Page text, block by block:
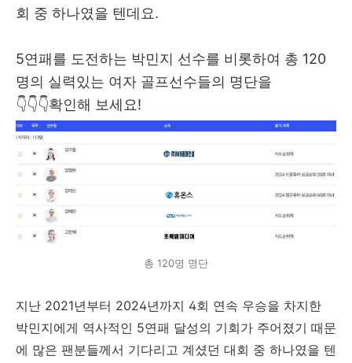
회 중 하나였을 텐데요.
5연패를 도전하는 박민지 선수를 비롯하여 총 120
명의 실력있는 여자 골프선수들의 명단을
👇👇👇확인해 보세요!
총 120명 명단
지난 2021년부터 2024년까지 4회 연속 우승을 차지한
박민지에게 역사적인 5연패 달성의 기회가 주어졌기 때문
에 많은 팬분들께서 기다리고 계셨던 대회 중 하나였을 텐